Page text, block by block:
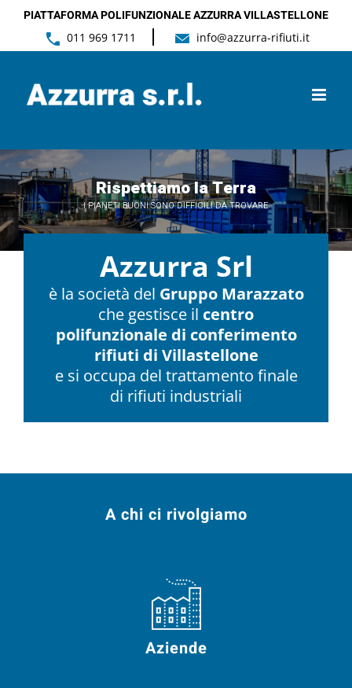
SaltaPIATTAFORMA POLIFUNZIONALE AZZURRA VILLASTELLONE
011 969 1711 | info@azzurra-rifiuti.it
RispettiamolaTerra
IPIANETIBUONISONO DIFFICILIDATROVARE
Azzurra Srl
è la società del Gruppo Marazzato
che gestisce il centro
polifunzionale di conferimento
rifiuti di Villastellone
e si occupa del trattamento finale
di rifiuti industriali
A chi ci rivolgiamo
Aziende